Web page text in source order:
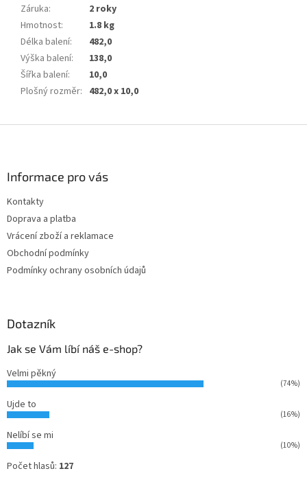
Záruka:
2 roky
Hmotnost:
1.8 kg
Délka balení:
482,0
Výška balení:
138,0
Šířka balení:
10,0
Plošný rozměr: 482,0 x 10,0
Informace pro vás
Kontakty
Doprava a platba
Vrácení zboží a reklamace
Obchodní podmínky
Podmínky ochrany osobních údajů
Dotazník
Jak se Vám líbí náš e-shop?
Velmi pěkný
(74%)
Ujde to
(16%)
Nelíbí se mi
(10%)
Počet hlasů: 127